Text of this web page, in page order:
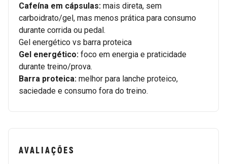
Cafeína em cápsulas: mais direta, sem
carboidrato/gel, mas menos prática para consumo
durante corrida ou pedal.
Gel energético vs barra proteica
Gel energético: foco em energia e praticidade
durante treino/prova.
Barra proteica: melhor para lanche proteico,
saciedade e consumo fora do treino.
AVALIAÇÕES